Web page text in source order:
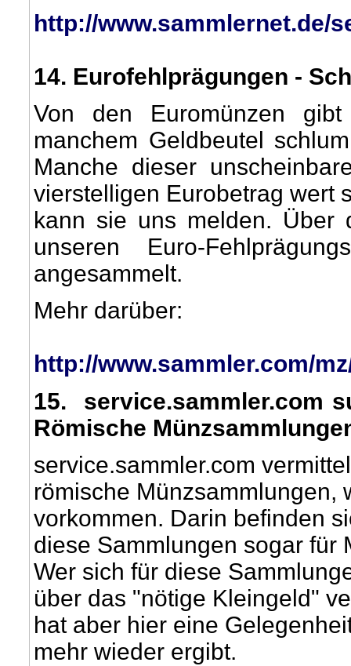
http://www.sammlernet.de/
14. Eurofehlprägungen -
Von den Euromünzen
manchem Geldbeutel
Manche dieser
vierstelligen Eurobetrag wert
kann sie uns melden.
unseren Euro-
angesammelt.
Mehr darüber:
http://www.sammler.com/
15. service.sammler.com
Römische
service.sammler.com
römische Münzsammlungen,
vorkommen. Darin befinden
diese Sammlungen sogar für
Wer sich für diese
über das "nötige Kleingeld"
hat aber hier eine
mehr wieder ergibt.